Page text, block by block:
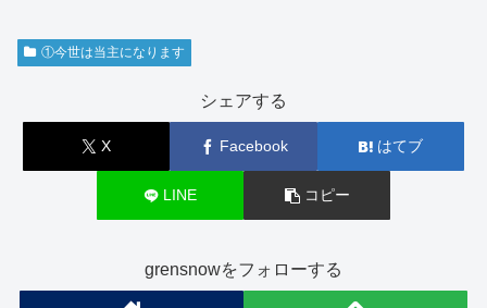
①今世は当主になります
シェアする
X Facebook はてブ
LINE コピー
grensnowをフォローする